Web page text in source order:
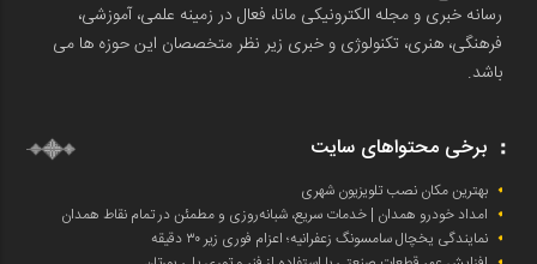
رسانه خبری و مجله الکترونیکی مانا، فعال در زمینه علمی، آموزشی،
فرهنگی، هنری، تکنولوژی و خبری زیر نظر متخصصان این حوزه ها می
باشد.
برخی محتواهای سایت
بهترین مکان نصب تلویزیون شهری
امداد خودرو همدان | خدمات سریع، شبانه‌روزی و مطمئن در تمام نقاط همدان
نمایندگی یخچال سامسونگ زعفرانیه؛ اعزام فوری زیر ۳۰ دقیقه